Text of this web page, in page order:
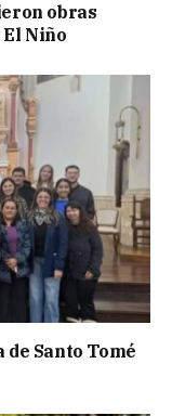
obras
Niño
Santo Tomé